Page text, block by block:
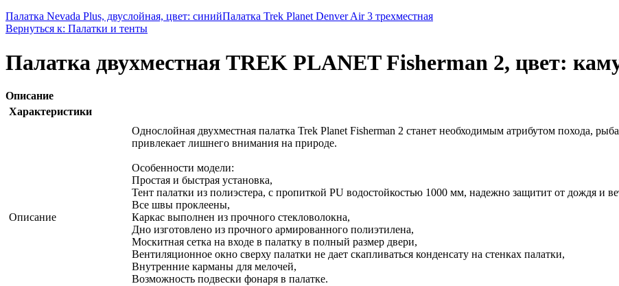
Палатка Nevada Plus, двуслойная, цвет: синийПалатка Trek Planet Denver Air 3 трехместная
Вернуться к: Палатки и тенты
Палатка двухместная TREK PLANET Fisherman 2, цвет:
Описание
Характеристики
Описание
Однослойная двухместная палатка Trek Planet Fisherman 2 станет необходимым атрибутом похода,
привлекает лишнего внимания на природе.
Особенности модели:
Простая и быстрая установка,
Тент палатки из полиэстера, с пропиткой PU водостойкостью 1000 мм, надежно защитит от дождя и
Все швы проклеены,
Каркас выполнен из прочного стекловолокна,
Дно изготовлено из прочного армированного полиэтилена,
Москитная сетка на входе в палатку в полный размер двери,
Вентиляционное окно сверху палатки не дает скапливаться конденсату на стенках палатки,
Внутренние карманы для мелочей,
Возможность подвески фонаря в палатке.